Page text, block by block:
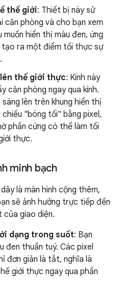
thế giới: Thiết bị này sử
căn phòng và cho bạn xem
muốn hiển thị màu đen, ứng
ra một điểm tối thực sự
thế giới thực: Kính này
căn phòng ngay qua kính.
lên trên khung hiển thị
"bóng tối" bằng pixel,
phần cứng có thể làm tối
thực.
minh bạch
là màn hình cộng thêm,
sẽ ảnh hưởng trực tiếp đến
giao diện.
dạng trong suốt: Bạn
đen thuần tuý. Các pixel
đơn giản là tắt, nghĩa là
giới thực ngay qua phần